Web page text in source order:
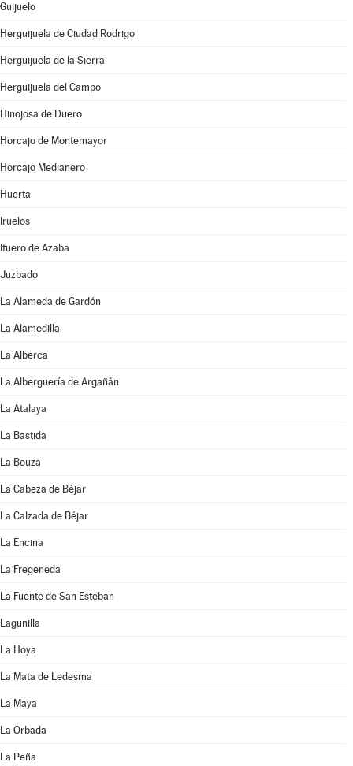
Guijuelo
Herguijuela de Ciudad Rodrigo
Herguijuela de la Sierra
Herguijuela del Campo
Hinojosa de Duero
Horcajo de Montemayor
Horcajo Medianero
Huerta
Iruelos
Ituero de Azaba
Juzbado
La Alameda de Gardón
La Alamedilla
La Alberca
La Alberguería de Argañán
La Atalaya
La Bastida
La Bouza
La Cabeza de Béjar
La Calzada de Béjar
La Encina
La Fregeneda
La Fuente de San Esteban
Lagunilla
La Hoya
La Mata de Ledesma
La Maya
La Orbada
La Peña